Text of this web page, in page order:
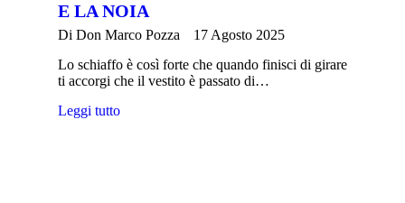
E LA NOIA
Di Don Marco Pozza
17 Agosto 2025
Lo schiaffo è così forte che quando finisci di girare
ti accorgi che il vestito è passato di…
Leggi tutto